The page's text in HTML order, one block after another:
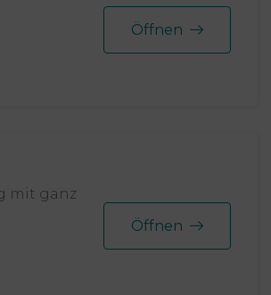
Öffnen
mit ganz
Öffnen